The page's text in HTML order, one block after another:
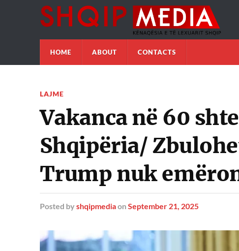
HOME ABOUT CONTACTS
LAJME
Vakanca në 60
Shqipëria/
Trump nuk
Posted by shqipmediaon September 21, 2025